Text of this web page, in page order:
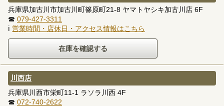
兵庫県加古川市加古川町篠原町21-8 ヤマトヤシキ加古川店 6F
☎ 079-427-3311
ℹ 営業時間・店休日・アクセス情報はこちら
川西店
兵庫県川西市栄町11-1 ラソラ川西 4F
☎ 072-740-2622